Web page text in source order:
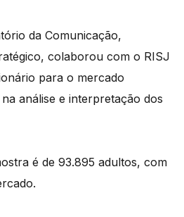
da Comunicação,
colaborou com o RISJ
para o mercado
análise e interpretação dos
é de 93.895 adultos, com